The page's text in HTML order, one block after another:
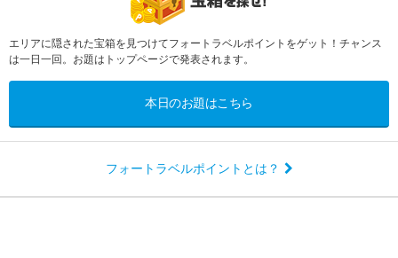
エリアに隠された宝箱を見つけてフォートラベルポイントをゲット！チャンス
は一日一回。お題はトップページで発表されます。
本日のお題はこちら
フォートラベルポイントとは？